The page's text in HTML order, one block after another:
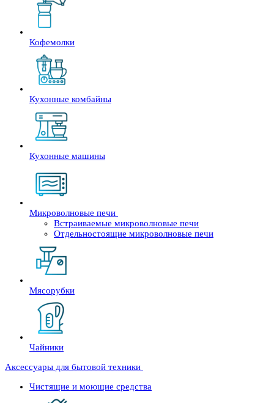
Кофемолки
Кухонные комбайны
Кухонные машины
Микроволновые печи
Встраиваемые микроволновые печи
Отдельностоящие микроволновые печи
Мясорубки
Чайники
Аксессуары для бытовой техники
Чистящие и моющие средства